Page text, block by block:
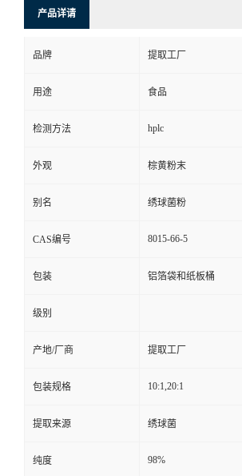
产品详请
品牌 提取工厂
用途 食品
检测方法 hplc
外观 棕黄粉末
别名 绣球菌粉
CAS编号 8015-66-5
包装 铝箔袋和纸板桶
级别
产地/厂商 提取工厂
包装规格 10:1,20:1
提取来源 绣球菌
纯度 98%